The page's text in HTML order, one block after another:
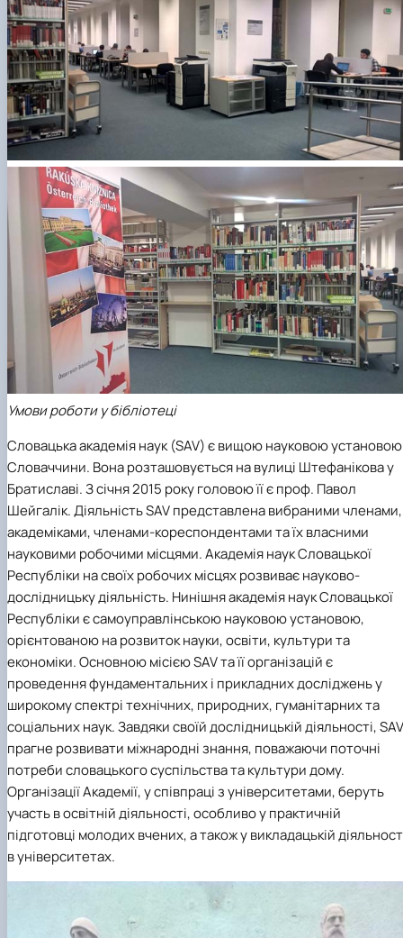
Умови роботи у бібліотеці
Словацька академія наук (SAV) є вищою науковою установою
Словаччини. Вона розташовується на вулиці Штефанікова у
Братиславі. З січня 2015 року головою її є проф. Павол
Шейгалік. Діяльність SAV представлена вибраними членами,
академіками, членами-кореспондентами та їх власними
науковими робочими місцями. Академія наук Словацької
Республіки на своїх робочих місцях розвиває науково-
дослідницьку діяльність. Нинішня академія наук Словацької
Республіки є самоуправлінською науковою установою,
орієнтованою на розвиток науки, освіти, культури та
економіки. Основною місією SAV та її організацій є
проведення фундаментальних і прикладних досліджень у
широкому спектрі технічних, природних, гуманітарних та
соціальних наук. Завдяки своїй дослідницькій діяльності, SAV
прагне розвивати міжнародні знання, поважаючи поточні
потреби словацького суспільства та культури дому.
Організації Академії, у співпраці з університетами, беруть
участь в освітній діяльності, особливо у практичній
підготовці молодих вчених, а також у викладацькій
в університетах.